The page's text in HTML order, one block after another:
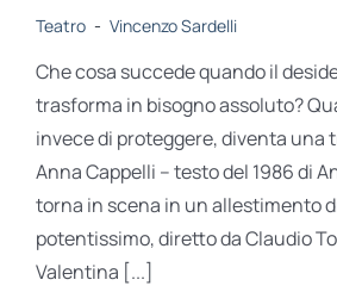
Teatro - Vincenzo Sardelli
Che cosa succede quando il
trasforma in bisogno assoluto?
invece di proteggere, diventa una
Anna Cappelli – testo del 1986 di
torna in scena in un allestimento
potentissimo, diretto da Claudio
Valentina [...]